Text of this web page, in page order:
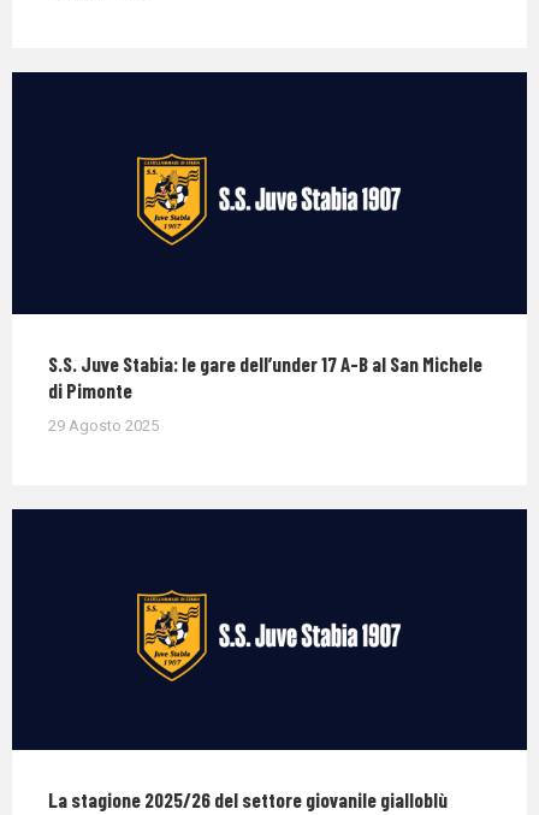
S.S. Juve Stabia: le gare dell’under 17 A-B al San Michele
di Pimonte
29 Agosto 2025
La stagione 2025/26 del settore giovanile gialloblù